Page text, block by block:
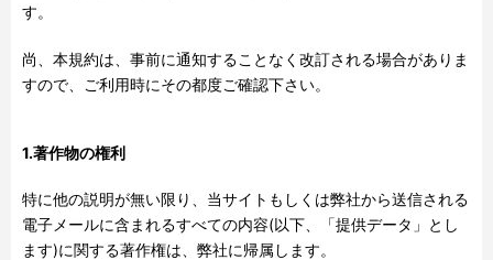
す。
尚、本規約は、事前に通知することなく改訂される場合がありま
すので、ご利用時にその都度ご確認下さい。
1.著作物の権利
特に他の説明が無い限り、当サイトもしくは弊社から送信される
電子メールに含まれるすべての内容(以下、「提供データ」とし
ます)に関する著作権は、弊社に帰属します。